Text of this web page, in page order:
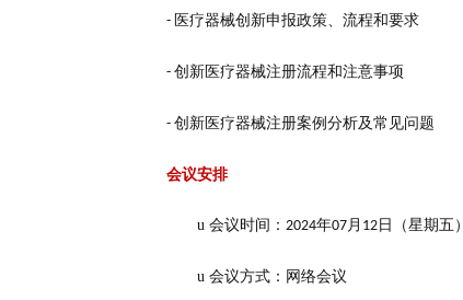
- 医疗器械创新申报政策、流程和要求
- 创新医疗器械注册流程和注意事项
- 创新医疗器械注册案例分析及常见问题
会议安排
u 会议时间： 2024年07月 12 日（星期五）
u 会议方式：网络会议